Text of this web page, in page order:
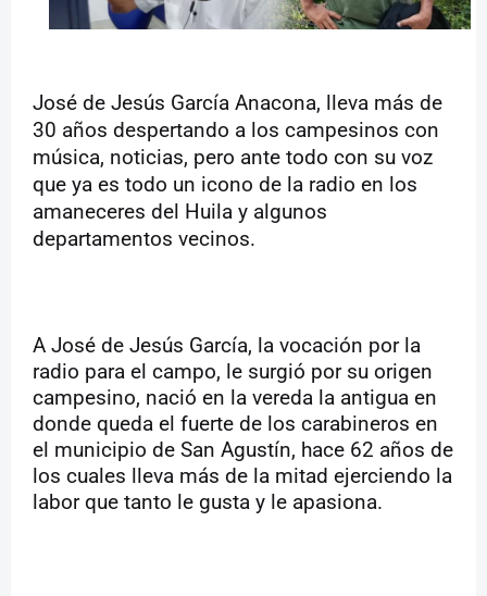
José de Jesús García Anacona, lleva más de
30 años despertando a los campesinos con
música, noticias, pero ante todo con su voz
que ya es todo un icono de la radio en los
amaneceres del Huila y algunos
departamentos vecinos.
A José de Jesús García, la vocación por la
radio para el campo, le surgió por su origen
campesino, nació en la vereda la antigua en
donde queda el fuerte de los carabineros en
el municipio de San Agustín, hace 62 años de
los cuales lleva más de la mitad ejerciendo la
labor que tanto le gusta y le apasiona.